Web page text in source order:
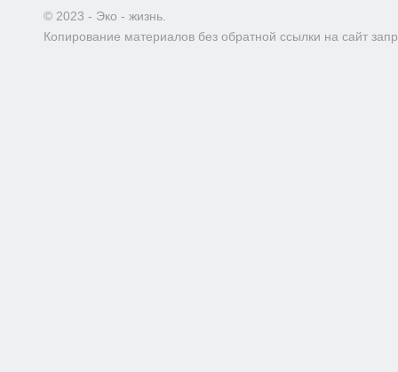
© 2023 - Эко - жизнь.
Копирование материалов без обратной ссылки на сайт